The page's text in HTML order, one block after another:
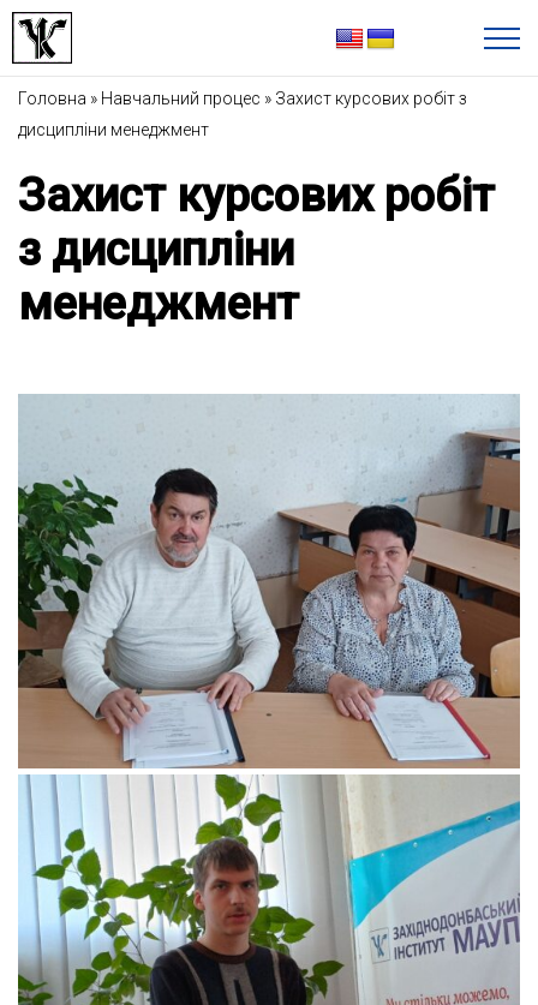
Головна » Навчальний процес » Захист курсових робіт з
дисципліни менеджмент
Захист курсових робіт
з дисципліни
менеджмент